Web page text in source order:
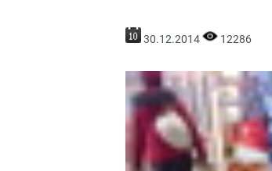
30.12.2014 12286